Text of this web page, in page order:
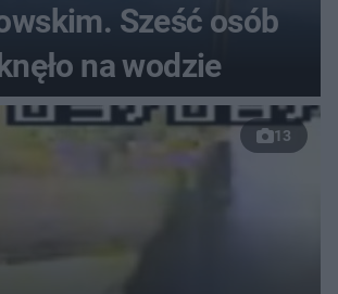
Sześć osób
na wodzie
13